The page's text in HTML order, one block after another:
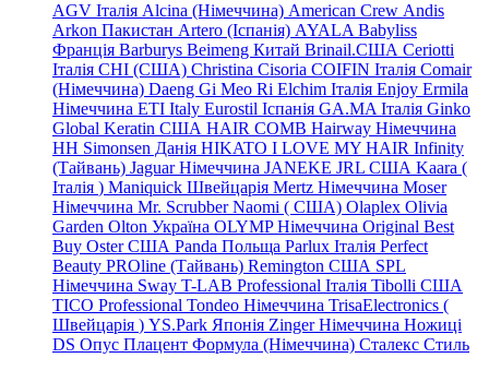
AGV Італія Alcina (Німеччина) American Crew Andis
Arkon Пакистан Artero (Іспанія) AYALA Babyliss
Франція Barburys Beimeng Китай Brinail.США Ceriotti
Італія CHI (США) Christina Cisoria COIFIN Італія Comair
(Німеччина) Daeng Gi Meo Ri Elchim Італія Enjoy Ermila
Німеччина ETI Italy Eurostil Іспанія GA.MA Італія Ginko
Global Keratin США HAIR COMB Hairway Німеччина
HH Simonsen Данія HIKATO I LOVE MY HAIR Infinity
(Тайвань) Jaguar Німеччина JANEKE JRL США Kaara (
Італія ) Maniquick Швейцарія Mertz Німеччина Moser
Німеччина Mr. Scrubber Naomi ( США) Olaplex Olivia
Garden Olton Україна OLYMP Німеччина Original Best
Buy Oster США Panda Польща Parlux Італія Perfect
Beauty PROline (Тайвань) Remington США SPL
Німеччина Sway T-LAB Professional Італія Tibolli США
TICO Professional Tondeo Німеччина TrisaElectronics (
Швейцарія ) YS.Park Японія Zinger Німеччина Ножиці
DS Опус Плацент Формула (Німеччина) Сталекс Стиль